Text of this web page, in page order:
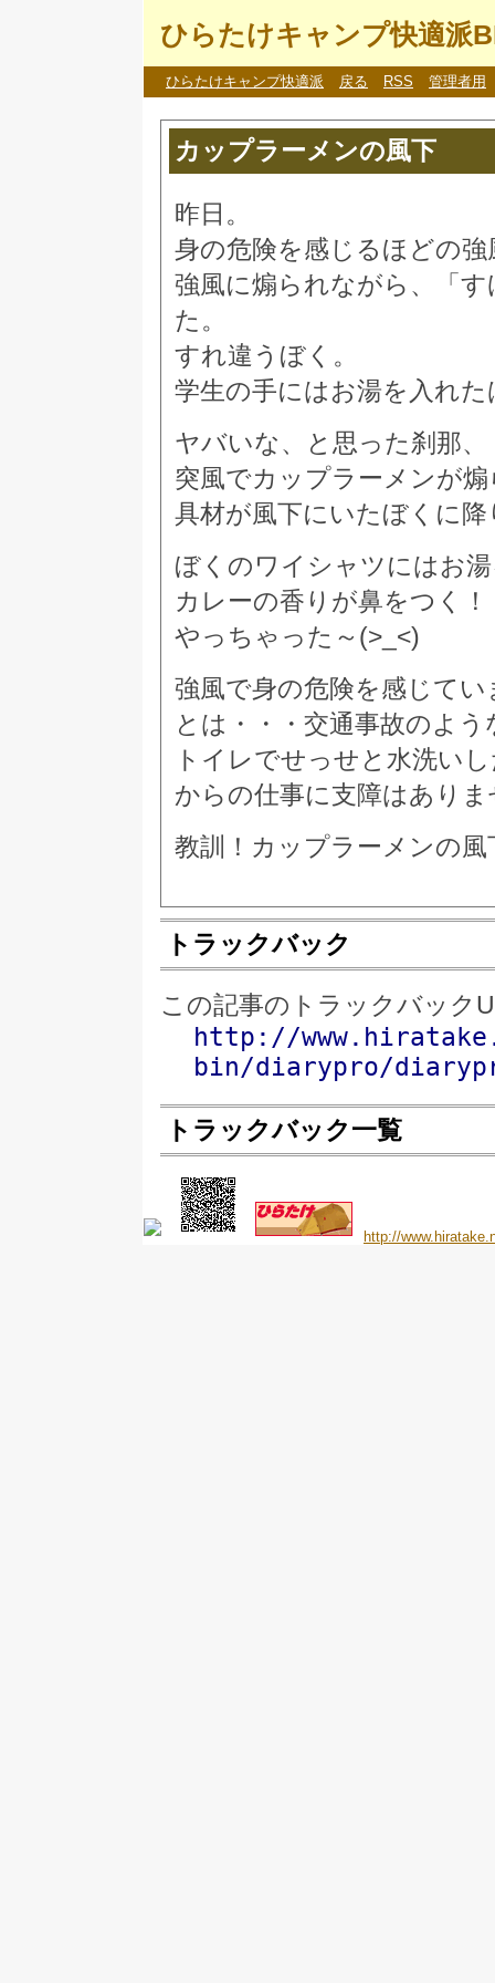
ひらたけキャンプ快適派
ひらたけキャンプ快適派 戻る RSS 管理者用
カップラーメンの風下
昨日。
身の危険を感じるほどの
強風に煽られながら、「
た。
すれ違うぼく。
学生の手にはお湯を入れ
ヤバいな、と思った刹那、
突風でカップラーメンが
具材が風下にいたぼくに降
ぼくのワイシャツにはお
カレーの香りが鼻をつく！
やっちゃった～(>_<)
強風で身の危険を感じて
とは・・・交通事故のよ
トイレでせっせと水洗い
からの仕事に支障はあり
教訓！カップラーメンの
トラックバック
この記事のトラックバック
http://
bin/diarypro/
トラックバック一覧
http://